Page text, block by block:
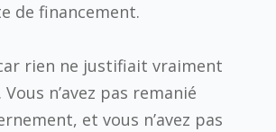
de financement.
rien ne justifiait vraiment
n’avez pas remanié
et vous n’avez pas